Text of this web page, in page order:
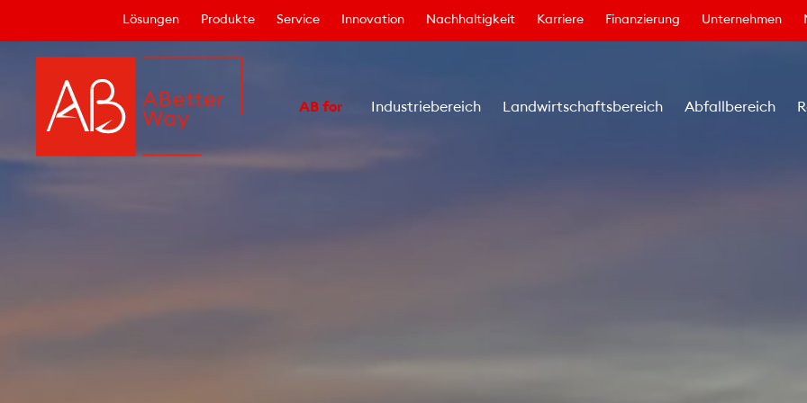
Lösungen Produkte Service Innovation Nachhaltigkeit Karriere Finanzierung Unternehmen
AB for Industriebereich Landwirtschaftsbereich Abfallbereich